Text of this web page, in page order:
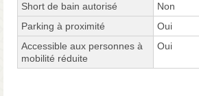
Short de bain autorisé
Non
Parking à proximité
Oui
Accessible aux personnes à
mobilité réduite
Oui